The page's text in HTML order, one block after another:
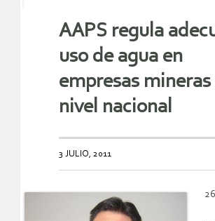
AAPS regula
uso de agua en
empresas mineras
nivel nacional
3 JULIO, 2011